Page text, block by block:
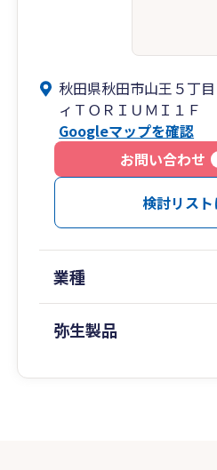
秋田県秋田市山王５丁
ィＴＯＲＩＵＭＩ１Ｆ
Googleマップを確認
お問い合わせ
検討リス
業種
弥生製品